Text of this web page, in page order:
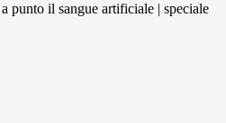
punto il sangue artificiale | speciale